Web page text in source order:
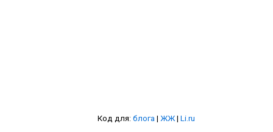
Код для: блога | ЖЖ | Li.ru